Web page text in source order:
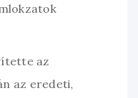
az
az eredeti,